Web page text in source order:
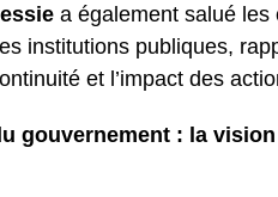
a également salué
institutions publiques,
et l’impact des
gouvernement : la